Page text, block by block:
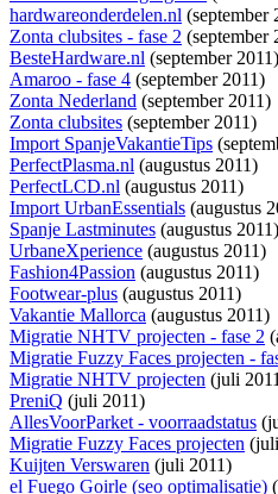
hardwareonderdelen.nl (september
Zonta clubsites - fase 2 (september
BesteHardware.nl (september 2011)
Amaroo - fase 4 (september 2011)
Zonta Nederland (september 2011)
Zonta clubsites (september 2011)
Import SpanjeVakantieTips
PerfectPlasma.nl (augustus 2011)
PerfectLCD.nl (augustus 2011)
Import UrbanEssentials (augustus
Spanje Lastminutes (augustus 2011)
UrbaneXperience (augustus 2011)
Fashion4Passion (augustus 2011)
Footwear-plus (augustus 2011)
Vakantie Mallorca (augustus 2011)
Migratie NHTV projecten - fase 2
Migratie Fuzzy Faces projecten -
Migratie NHTV projecten (juli
PreniQ (juli 2011)
AllesVoorParket - voorraadstatus
Migratie Fuzzy Faces projecten
Kuijten Verswaren (juli 2011)
el Fuego Goirle (seo optimalisatie)